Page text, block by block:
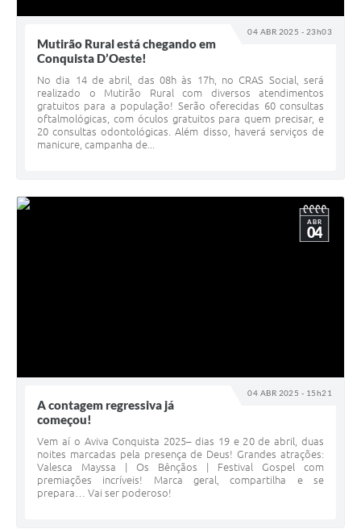
04 ABR 2025 - 23h03
Mutirão Rural está chegando em
Conquista D’Oeste!
No dia 14 de abril, das 08h às 17h, no CRAS Social, será
realizado o Mutirão Rural com diversos atendimentos
gratuitos para a população! Serão oferecidas 60 consultas
oftalmológicas, com óculos gratuitos para quem precisar, e
20 consultas odontológicas. Além disso, haverá serviços de
manicure, campanha de...
04 ABR 2025 - 15h21
ABR
04
A contagem regressiva já
começou!
Vem aí o Aviva Conquista 2025– dias 19 e 20 de abril, duas
noites marcadas pela presença de Deus! Grandes atrações:
Valesca Mayssa | Os Bênçãos | Festival Gospel com
premiações incríveis! Marca geral, compartilha e se
prepara… Vai ser poderoso!